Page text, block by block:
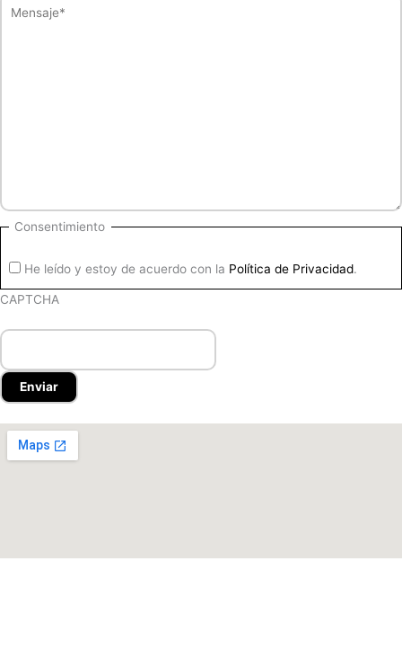
Consentimiento
He leído y estoy de acuerdo con la Política de Privacidad.
CAPTCHA